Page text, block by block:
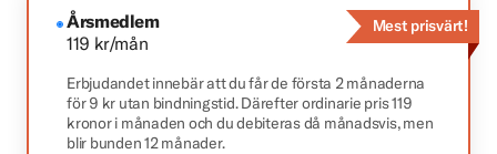
Årsmedlem
119 kr/mån
Erbjudandet innebär att du får de första 2 månaderna
för 9 kr utan bindningstid. Därefter ordinarie pris 119
kronor i månaden och du debiteras då månadsvis, men
blir bunden 12 månader.
Mest prisvärt!